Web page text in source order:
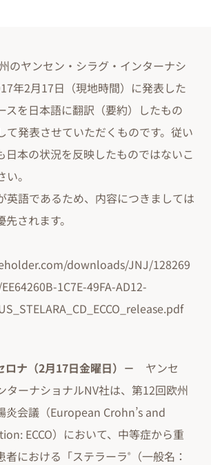
のヤンセン・シラグ・インターナシ
年2月17日（現地時間）に発表した
スを日本語に翻訳（要約）したもの
て発表させていただくものです。従い
日本の状況を反映したものではないこ
。
英語であるため、内容につきましては
されます。
downloads/JNJ/128269
1C7E-49FA-AD12-
ロナ（2月17日金曜日）－ ヤンセ
ターナショナルNV社は、第12回欧州
炎会議（European Crohn’s and
ECCO）において、中等症から重
者における「ステラーラ®
（一般名：